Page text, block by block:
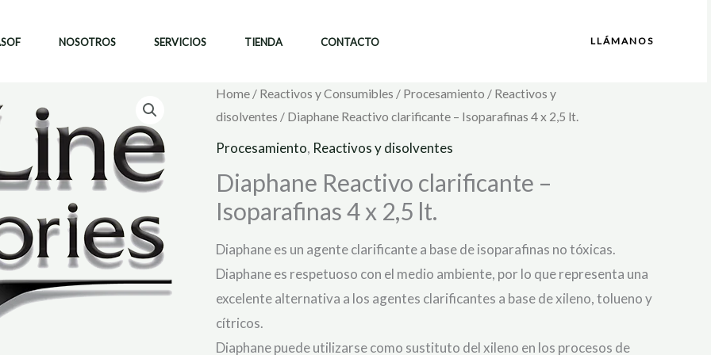
NOSOTROS SERVICIOS TIENDA CONTACTO LLÁMANOS
Home / Reactivos y Consumibles / Procesamiento / Reactivos y
disolventes / Diaphane Reactivo clarificante – Isoparafinas 4 x 2,5 lt.
Procesamiento, Reactivos y disolventes
Diaphane Reactivo clarificante –
Isoparafinas 4 x 2,5 lt.
Diaphane es un agente clarificante a base de isoparafinas no tóxicas.
Diaphane es respetuoso con el medio ambiente, por lo que representa una
excelente alternativa a los agentes clarificantes a base de xileno, tolueno y
cítricos.
Diaphane puede utilizarse como sustituto del xileno en los procesos de